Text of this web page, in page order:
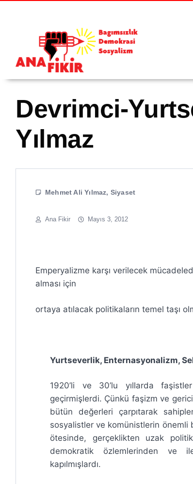
Devrimci-
Yılmaz
Mehmet Ali Yılmaz, Siyaset
Ana Fikir Mayıs 3, 2012
Emperyalizme karşı verilecek
alması için
ortaya atılacak politikaların temel taşı
Yurtseverlik, Enternasyonalizm,
1920’li ve 30’lu yıllarda
geçirmişlerdi. Çünkü faşizm ve
bütün değerleri çarpıtarak
sosyalistler ve komünistlerin önemli
ötesinde, gerçeklikten uzak politik
demokratik özlemlerinden ve
kapılmışlardı.